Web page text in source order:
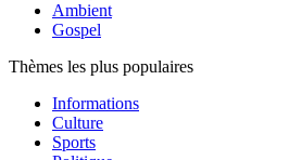
Ambient
Gospel
Thèmes les plus populaires
Informations
Culture
Sports